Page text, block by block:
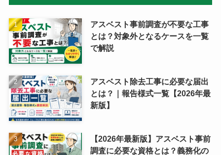
アスベスト事前調査が不要な工事
とは？対象外となるケースを一覧
で解説
アスベスト除去工事に必要な届出
とは？｜報告様式一覧【2026年最
新版】
【2026年最新版】アスベスト事前
調査に必要な資格とは？義務化の